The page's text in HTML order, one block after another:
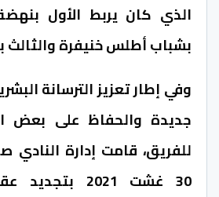
الذي كان يربط الأول
بشباب أطلس خنيفرة والثالث
وفي إطار تعزيز الترسانة
جديدة والحفاظ على بعض
للفريق، قامت إدارة النادي
30 غشت 2021